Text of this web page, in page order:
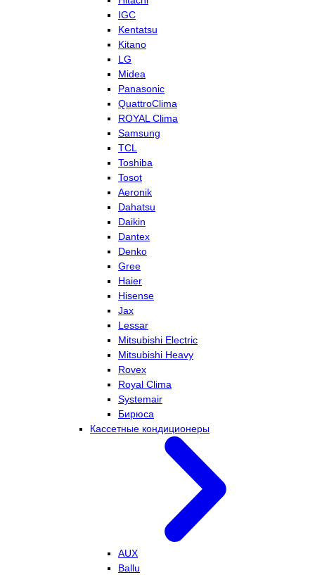
IGC
Kentatsu
Kitano
LG
Midea
Panasonic
QuattroClima
ROYAL Clima
Samsung
TCL
Toshiba
Tosot
Aeronik
Dahatsu
Daikin
Dantex
Denko
Gree
Haier
Hisense
Jax
Lessar
Mitsubishi Electric
Mitsubishi Heavy
Rovex
Royal Clima
Systemair
Бирюса
Кассетные кондиционеры
AUX
Ballu